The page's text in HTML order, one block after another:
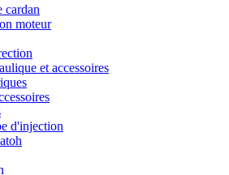
cardan
moteur
et accessoires
d'injection